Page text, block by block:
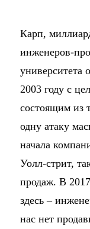
Карп,
инженеров-
университета
2003 году с
состоящим из
одну атаку
начала
Уолл-стрит,
продаж. В
здесь –
нас нет